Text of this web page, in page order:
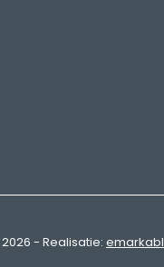
2026 - Realisatie: